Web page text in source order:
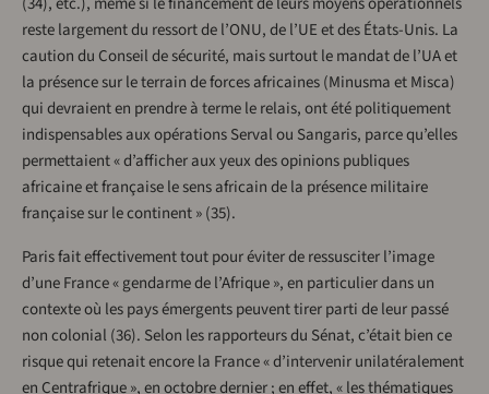
reste largement du ressort de l’ONU, de l’UE et des États-Unis. La
caution du Conseil de sécurité, mais surtout le mandat de l’UA et
la présence sur le terrain de forces africaines (Minusma et Misca)
qui devraient en prendre à terme le relais, ont été politiquement
indispensables aux opérations Serval ou Sangaris, parce qu’elles
permettaient « d’afficher aux yeux des opinions publiques
africaine et française le sens africain de la présence militaire
française sur le continent » (35).
Paris fait effectivement tout pour éviter de ressusciter l’image
d’une France « gendarme de l’Afrique », en particulier dans un
contexte où les pays émergents peuvent tirer parti de leur passé
non colonial (36). Selon les rapporteurs du Sénat, c’était bien ce
risque qui retenait encore la France « d’intervenir unilatéralement
en Centrafrique », en octobre dernier ; en effet, « les thématiques